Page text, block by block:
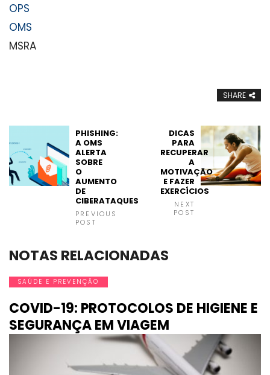
OPS
OMS
MSRA
SHARE
PHISHING:
A OMS
ALERTA
SOBRE
O
AUMENTO
DE
CIBERATAQUES
PREVIOUS
POST
DICAS
PARA
RECUPERAR
A
MOTIVAÇÃO
E FAZER
EXERCÍCIOS
NEXT
POST
NOTAS RELACIONADAS
SAÚDE E PREVENÇÃO
COVID-19: PROTOCOLOS DE HIGIENE E
SEGURANÇA EM VIAGEM